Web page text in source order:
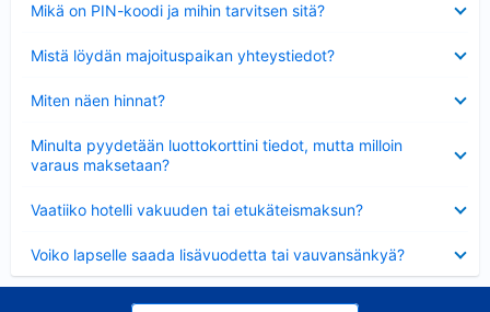
Mikä on PIN-koodi ja mihin tarvitsen sitä?
Mistä löydän majoituspaikan yhteystiedot?
Miten näen hinnat?
Minulta pyydetään luottokorttini tiedot, mutta milloin
varaus maksetaan?
Vaatiiko hotelli vakuuden tai etukäteismaksun?
Voiko lapselle saada lisävuodetta tai vauvansänkyä?